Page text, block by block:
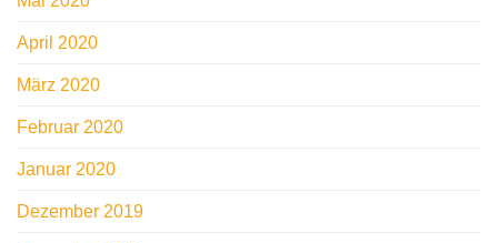
April 2020
März 2020
Februar 2020
Januar 2020
Dezember 2019